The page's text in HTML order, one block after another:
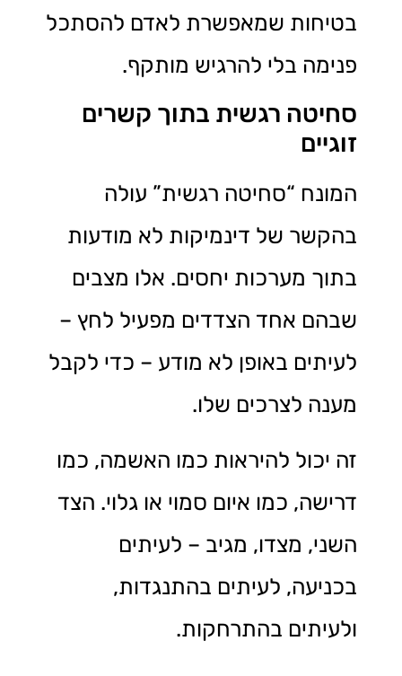
בטיחות שמאפשרת לאדם להסתכל
פנימה בלי להרגיש מותקף.
סחיטה רגשית בתוך קשרים
זוגיים
המונח “סחיטה רגשית” עולה
בהקשר של דינמיקות לא מודעות
בתוך מערכות יחסים. אלו מצבים
שבהם אחד הצדדים מפעיל לחץ –
לעיתים באופן לא מודע – כדי לקבל
מענה לצרכים שלו.
זה יכול להיראות כמו האשמה, כמו
דרישה, כמו איום סמוי או גלוי. הצד
השני, מצדו, מגיב – לעיתים
בכניעה, לעיתים בהתנגדות,
ולעיתים בהתרחקות.